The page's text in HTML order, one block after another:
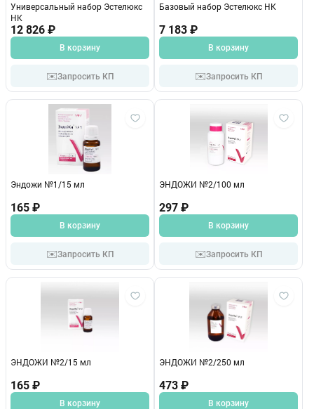
Универсальный набор Эстелюкс
НК
12 826 ₽
В корзину
✉️Запросить КП
Базовый набор Эстелюкс НК
7 183 ₽
В корзину
✉️Запросить КП
Эндожи №1/15 мл
165 ₽
В корзину
✉️Запросить КП
ЭНДОЖИ №2/100 мл
297 ₽
В корзину
✉️Запросить КП
ЭНДОЖИ №2/15 мл
165 ₽
В корзину
ЭНДОЖИ №2/250 мл
473 ₽
В корзину